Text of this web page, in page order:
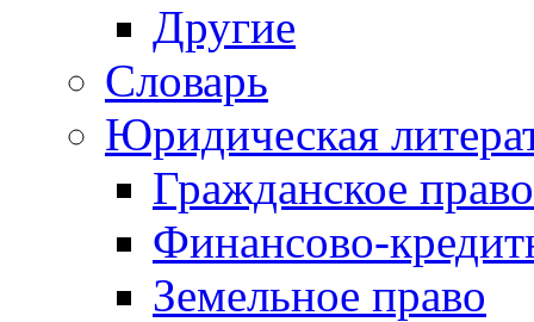
Другие
Словарь
Юридическая
Гражданское право
Финансово-
Земельное право